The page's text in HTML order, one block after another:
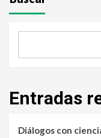
Entradas
Diálogos con